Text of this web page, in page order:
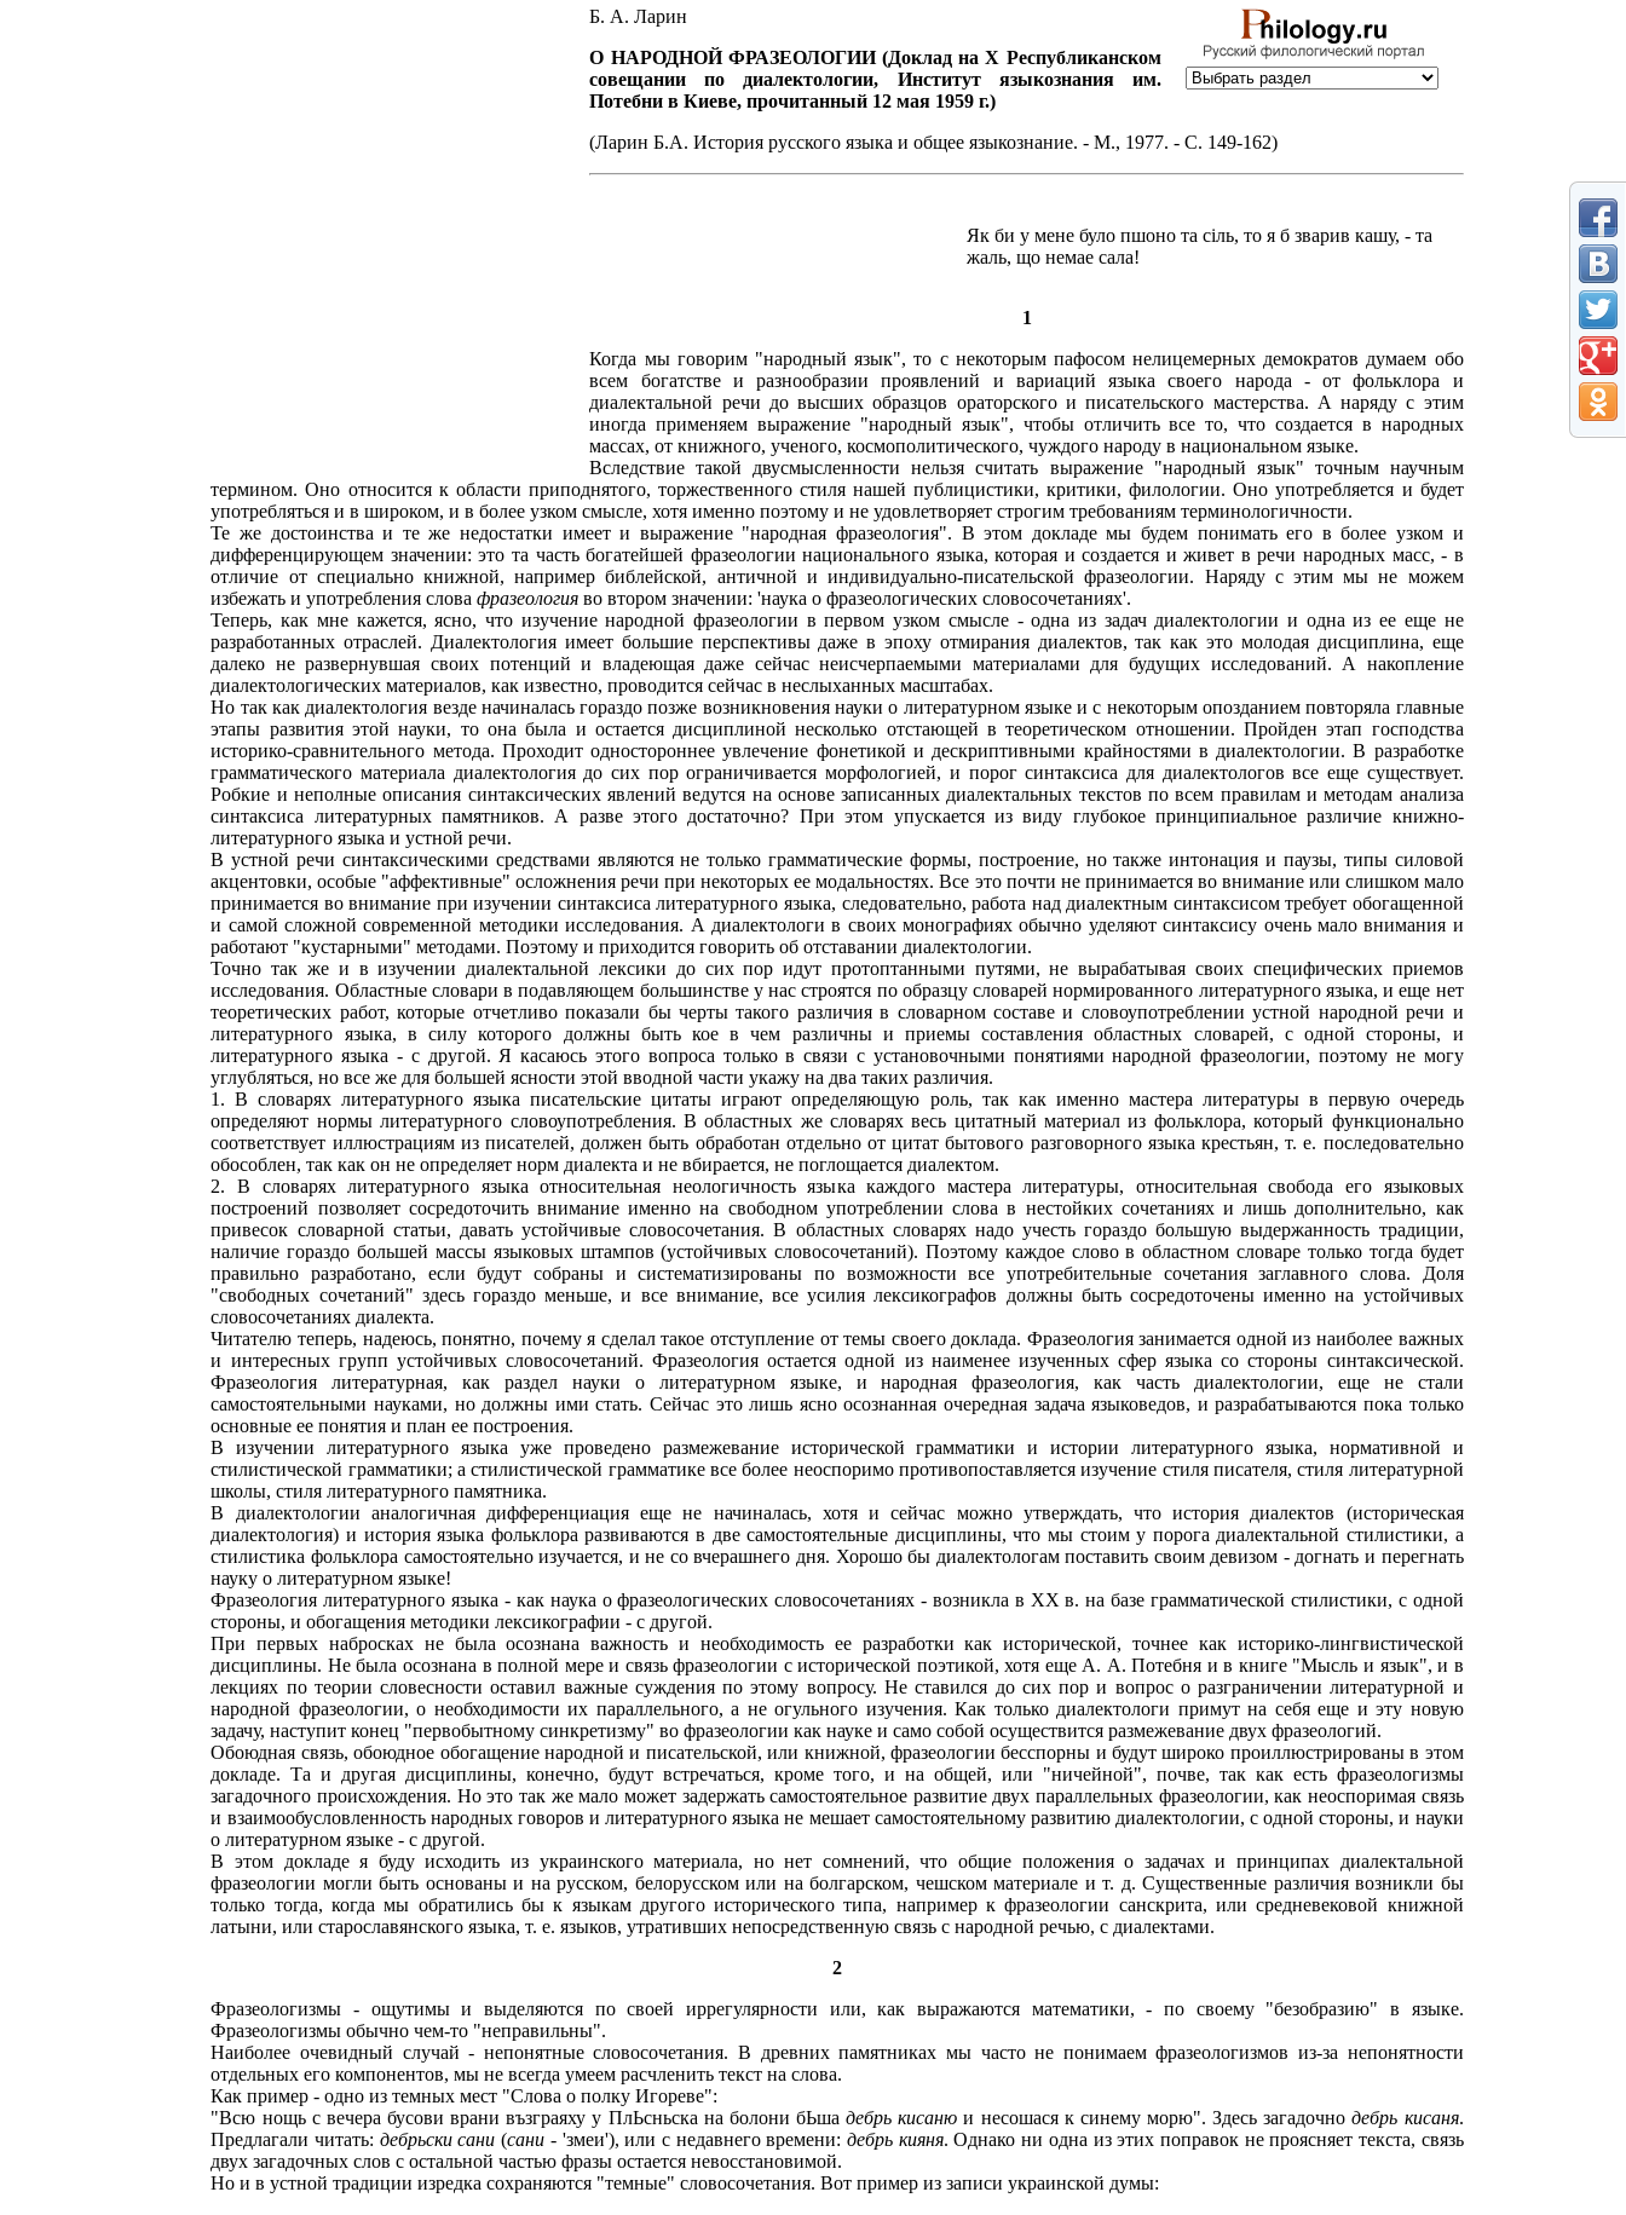
Б. А. Ларин
О НАРОДНОЙ ФРАЗЕОЛОГИИ (Доклад на X Республиканском
совещании по диалектологии, Институт языкознания им.
Потебни в Киеве, прочитанный 12 мая 1959 г.)
(Ларин Б.А. История русского языка и общее языкознание. - М., 1977. - С. 149-162)
Як би у мене було пшоно та сiль, то я б зварив кашу, - та
жаль, що немае сала!
1
Когда мы говорим "народный язык", то с некоторым пафосом нелицемерных демократов думаем обо
всем богатстве и разнообразии проявлений и вариаций языка своего народа - от фольклора и
диалектальной речи до высших образцов ораторского и писательского мастерства. А наряду с этим
иногда применяем выражение "народный язык", чтобы отличить все то, что создается в народных
массах, от книжного, ученого, космополитического, чуждого народу в национальном языке.
Вследствие такой двусмысленности нельзя считать выражение "народный язык" точным научным
термином. Оно относится к области приподнятого, торжественного стиля нашей публицистики, критики, филологии. Оно употребляется и будет
употребляться и в широком, и в более узком смысле, хотя именно поэтому и не удовлетворяет строгим требованиям терминологичности.
Те же достоинства и те же недостатки имеет и выражение "народная фразеология". В этом докладе мы будем понимать его в более узком и
дифференцирующем значении: это та часть богатейшей фразеологии национального языка, которая и создается и живет в речи народных масс, - в
отличие от специально книжной, например библейской, античной и индивидуально-писательской фразеологии. Наряду с этим мы не можем
избежать и употребления словафразеология во втором значении: 'наука о фразеологических словосочетаниях'.
Теперь, как мне кажется, ясно, что изучение народной фразеологии в первом узком смысле - одна из задач диалектологии и одна из ее еще не
разработанных отраслей. Диалектология имеет большие перспективы даже в эпоху отмирания диалектов, так как это молодая дисциплина, еще
далеко не развернувшая своих потенций и владеющая даже сейчас неисчерпаемыми материалами для будущих исследований. А накопление
диалектологических материалов, как известно, проводится сейчас в неслыханных масштабах.
Но так как диалектология везде начиналась гораздо позже возникновения науки о литературном языке и с некоторым опозданием повторяла главные
этапы развития этой науки, то она была и остается дисциплиной несколько отстающей в теоретическом отношении. Пройден этап господства
историко-сравнительного метода. Проходит одностороннее увлечение фонетикой и дескриптивными крайностями в диалектологии. В разработке
грамматического материала диалектология до сих пор ограничивается морфологией, и порог синтаксиса для диалектологов все еще существует.
Робкие и неполные описания синтаксических явлений ведутся на основе записанных диалектальных текстов по всем правилам и методам анализа
синтаксиса литературных памятников. А разве этого достаточно? При этом упускается из виду глубокое принципиальное различие книжно-
литературного языка и устной речи.
В устной речи синтаксическими средствами являются не только грамматические формы, построение, но также интонация и паузы, типы силовой
акцентовки, особые "аффективные" осложнения речи при некоторых ее модальностях. Все это почти не принимается во внимание или слишком мало
принимается во внимание при изучении синтаксиса литературного языка, следовательно, работа над диалектным синтаксисом требует обогащенной
и самой сложной современной методики исследования. А диалектологи в своих монографиях обычно уделяют синтаксису очень мало внимания и
работают "кустарными" методами. Поэтому и приходится говорить об отставании диалектологии.
Точно так же и в изучении диалектальной лексики до сих пор идут протоптанными путями, не вырабатывая своих специфических приемов
исследования. Областные словари в подавляющем большинстве у нас строятся по образцу словарей нормированного литературного языка, и еще нет
теоретических работ, которые отчетливо показали бы черты такого различия в словарном составе и словоупотреблении устной народной речи и
литературного языка, в силу которого должны быть кое в чем различны и приемы составления областных словарей, с одной стороны, и
литературного языка - с другой. Я касаюсь этого вопроса только в связи с установочными понятиями народной фразеологии, поэтому не могу
углубляться, но все же для большей ясности этой вводной части укажу на два таких различия.
1. В словарях литературного языка писательские цитаты играют определяющую роль, так как именно мастера литературы в первую очередь
определяют нормы литературного словоупотребления. В областных же словарях весь цитатный материал из фольклора, который функционально
соответствует иллюстрациям из писателей, должен быть обработан отдельно от цитат бытового разговорного языка крестьян, т. е. последовательно
обособлен, так как он не определяет норм диалекта и не вбирается, не поглощается диалектом.
2. В словарях литературного языка относительная неологичность языка каждого мастера литературы, относительная свобода его языковых
построений позволяет сосредоточить внимание именно на свободном употреблении слова в нестойких сочетаниях и лишь дополнительно, как
привесок словарной статьи, давать устойчивые словосочетания. В областных словарях надо учесть гораздо большую выдержанность традиции,
наличие гораздо большей массы языковых штампов (устойчивых словосочетаний). Поэтому каждое слово в областном словаре только тогда будет
правильно разработано, если будут собраны и систематизированы по возможности все употребительные сочетания заглавного слова. Доля
"свободных сочетаний" здесь гораздо меньше, и все внимание, все усилия лексикографов должны быть сосредоточены именно на устойчивых
словосочетаниях диалекта.
Читателю теперь, надеюсь, понятно, почему я сделал такое отступление от темы своего доклада. Фразеология занимается одной из наиболее важных
и интересных групп устойчивых словосочетаний. Фразеология остается одной из наименее изученных сфер языка со стороны синтаксической.
Фразеология литературная, как раздел науки о литературном языке, и народная фразеология, как часть диалектологии, еще не стали
самостоятельными науками, но должны ими стать. Сейчас это лишь ясно осознанная очередная задача языковедов, и разрабатываются пока только
основные ее понятия и план ее построения.
В изучении литературного языка уже проведено размежевание исторической грамматики и истории литературного языка, нормативной и
стилистической грамматики; а стилистической грамматике все более неоспоримо противопоставляется изучение стиля писателя, стиля литературной
школы, стиля литературного памятника.
В диалектологии аналогичная дифференциация еще не начиналась, хотя и сейчас можно утверждать, что история диалектов (историческая
диалектология) и история языка фольклора развиваются в две самостоятельные дисциплины, что мы стоим у порога диалектальной стилистики, а
стилистика фольклора самостоятельно изучается, и не со вчерашнего дня. Хорошо бы диалектологам поставить своим девизом - догнать и перегнать
науку о литературном языке!
Фразеология литературного языка - как наука о фразеологических словосочетаниях - возникла в XX в. на базе грамматической стилистики, с одной
стороны, и обогащения методики лексикографии - с другой.
При первых набросках не была осознана важность и необходимость ее разработки как исторической, точнее как историко-лингвистической
дисциплины. Не была осознана в полной мере и связь фразеологии с исторической поэтикой, хотя еще А. А. Потебня и в книге "Мысль и язык", и в
лекциях по теории словесности оставил важные суждения по этому вопросу. Не ставился до сих пор и вопрос о разграничении литературной и
народной фразеологии, о необходимости их параллельного, а не огульного изучения. Как только диалектологи примут на себя еще и эту новую
задачу, наступит конец "первобытному синкретизму" во фразеологии как науке и само собой осуществится размежевание двух фразеологий.
Обоюдная связь, обоюдное обогащение народной и писательской, или книжной, фразеологии бесспорны и будут широко проиллюстрированы в этом
докладе. Та и другая дисциплины, конечно, будут встречаться, кроме того, и на общей, или "ничейной", почве, так как есть фразеологизмы
загадочного происхождения. Но это так же мало может задержать самостоятельное развитие двух параллельных фразеологии, как неоспоримая связь
и взаимообусловленность народных говоров и литературного языка не мешает самостоятельному развитию диалектологии, с одной стороны, и науки
о литературном языке - с другой.
В этом докладе я буду исходить из украинского материала, но нет сомнений, что общие положения о задачах и принципах диалектальной
фразеологии могли быть основаны и на русском, белорусском или на болгарском, чешском материале и т. д. Существенные различия возникли бы
только тогда, когда мы обратились бы к языкам другого исторического типа, например к фразеологии санскрита, или средневековой книжной
латыни, или старославянского языка, т. е. языков, утративших непосредственную связь с народной речью, с диалектами.
2
Фразеологизмы - ощутимы и выделяются по своей иррегулярности или, как выражаются математики, - по своему "безобразию" в языке.
Фразеологизмы обычно чем-то "неправильны".
Наиболее очевидный случай - непонятные словосочетания. В древних памятниках мы часто не понимаем фразеологизмов из-за непонятности
отдельных его компонентов, мы не всегда умеем расчленить текст на слова.
Как пример - одно из темных мест "Слова о полку Игореве":
"Всю нощь с вечера бусови врани възграяху у ПлЬсньска на болони бЬшадебрь кисаню и несошася к синему морю". Здесь загадочнодебрь кисаня.
Предлагали читать: дебрьски сани (сани - 'змеи'), или с недавнего времени:дебрь кияня. Однако ни одна из этих поправок не проясняет текста, связь
двух загадочных слов с остальной частью фразы остается невосстановимой.
Но и в устной традиции изредка сохраняются "темные" словосочетания. Вот пример из записи украинской думы: